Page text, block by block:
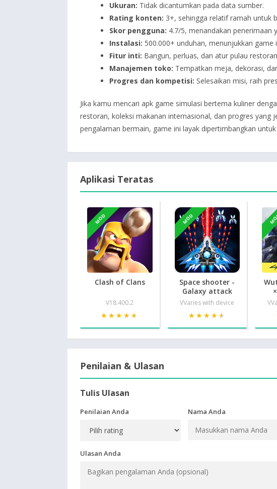
Ukuran: Tidak dicantumkan pada data sumber.
Rating konten: 3+, sehingga relatif ramah untuk
Skor pengguna: 4.7/5, menandakan penerimaan
Instalasi: 500.000+ unduhan, menunjukkan
Fitur inti: Bangun, perluas, dan atur pulau
Manajemen toko: Tempatkan meja, dekorasi,
Progres dan kompetisi: Selesaikan misi, raih
Jika kamu mencari apk game simulasi bertema kuliner
restoran, koleksi makanan internasional, dan progres yang
pengalaman bermain, game ini layak dipertimbangkan
Aplikasi Teratas
MOD
Clash of Clans
V18.400.2
★★★★★
★★★★★
MOD
Space shooter -
Galaxy attack
VVaries with device
★★★★★
★★★★★
Penilaian & Ulasan
Tulis Ulasan
Penilaian Anda Nama Anda
Ulasan Anda